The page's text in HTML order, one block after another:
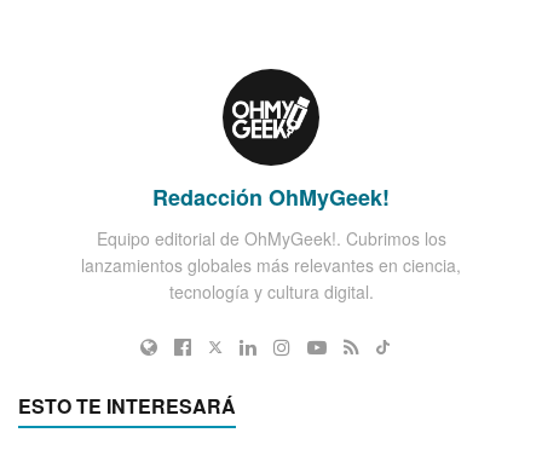
Redacción OhMyGeek!
Equipo editorial de OhMyGeek!. Cubrimos los
lanzamientos globales más relevantes en ciencia,
tecnología y cultura digital.
ESTO TE INTERESARÁ